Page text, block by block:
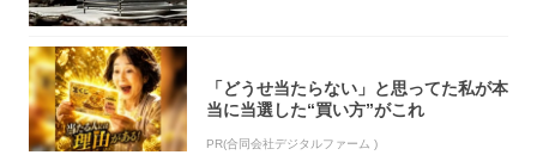
「どうせ当たらない」と思ってた私が本
当に当選した“買い方”がこれ
PR(合同会社デジタルファーム )